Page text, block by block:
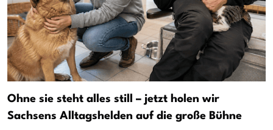
Ohne sie steht alles still – jetzt holen wir
Sachsens Alltagshelden auf die große Bühne